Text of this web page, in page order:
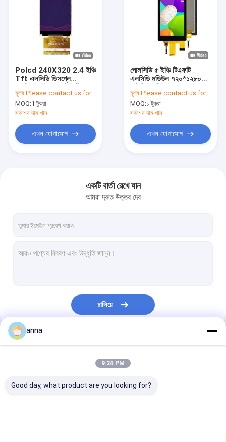
আমাদের সম্পর্কে
TFT LCD মডিউল
Polcd 240X320 2.4 ইঞ্চি
Tft এলসিডি ডিসপ্লে
টাচ স্ক্রিন
মূল্য:Please contact us for latest price
MOQ:1 টুকরা
সর্বশেষ দাম পান
এখন যোগাযোগ
পোলসিডি ৫ ইঞ্চি টিএফটি
এলসিডি মডিউল ৭২০*১২৮০
ক্যাপাসিটিভ টাচ প্যানেল এলসিডি
ডিসপ্লে
মূল্য:Please contact us for latest price
MOQ:১ টুকরা
সর্বশেষ দাম পান
এখন যোগাযোগ
একটি বার্তা রেখে যান
আমরা দ্রুত উত্তর দেব
চালিয়ে
আমাদের বিভাগসমূহ
anna
9:24 PM
Good day, what product are you looking for?